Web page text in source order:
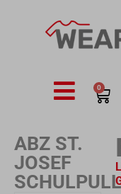
0
ABZ ST.
JOSEF